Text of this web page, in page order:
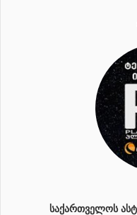
ᲡᲐᲥᲐᲠᲗᲕᲔᲚᲝᲡ